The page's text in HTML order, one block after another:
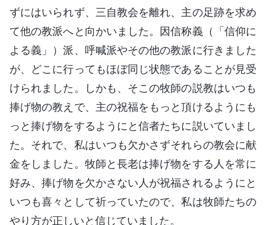
ずにはいられず、三自教会を離れ、主の足跡を求め
て他の教派へと向かいました。因信称義（「信仰に
よる義」）派、呼喊派やその他の教派に行きました
が、どこに行ってもほぼ同じ状態であることが見受
けられました。しかも、そこの牧師の説教はいつも
捧げ物の教えで、主の祝福をもっと頂けるようにも
っと捧げ物をするようにと信者たちに説いていまし
た。それで、私はいつも欠かさずそれらの教会に献
金をしました。牧師と長老は捧げ物をする人を常に
好み、捧げ物を欠かさない人が祝福されるようにと
いつも喜々として祈っていたので、私は牧師たちの
やり方が正しいと信じていました。